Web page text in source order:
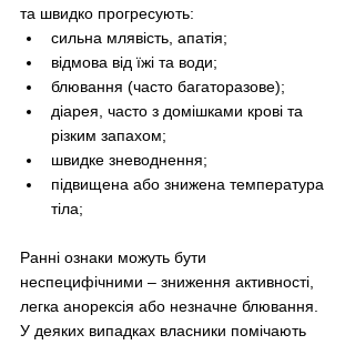
та швидко прогресують:
сильна млявість, апатія;
відмова від їжі та води;
блювання (часто багаторазове);
діарея, часто з домішками крові та
різким запахом;
швидке зневоднення;
підвищена або знижена температура
тіла;
Ранні ознаки можуть бути
неспецифічними – зниження активності,
легка анорексія або незначне блювання.
У деяких випадках власники помічають